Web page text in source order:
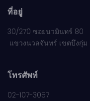
ที่อยู่
30/270 ซอยนวมินทร์ 80
แขวงนวลจันทร์ เขตบึงกุ่ม
โทรศัพท์
02-107-3057